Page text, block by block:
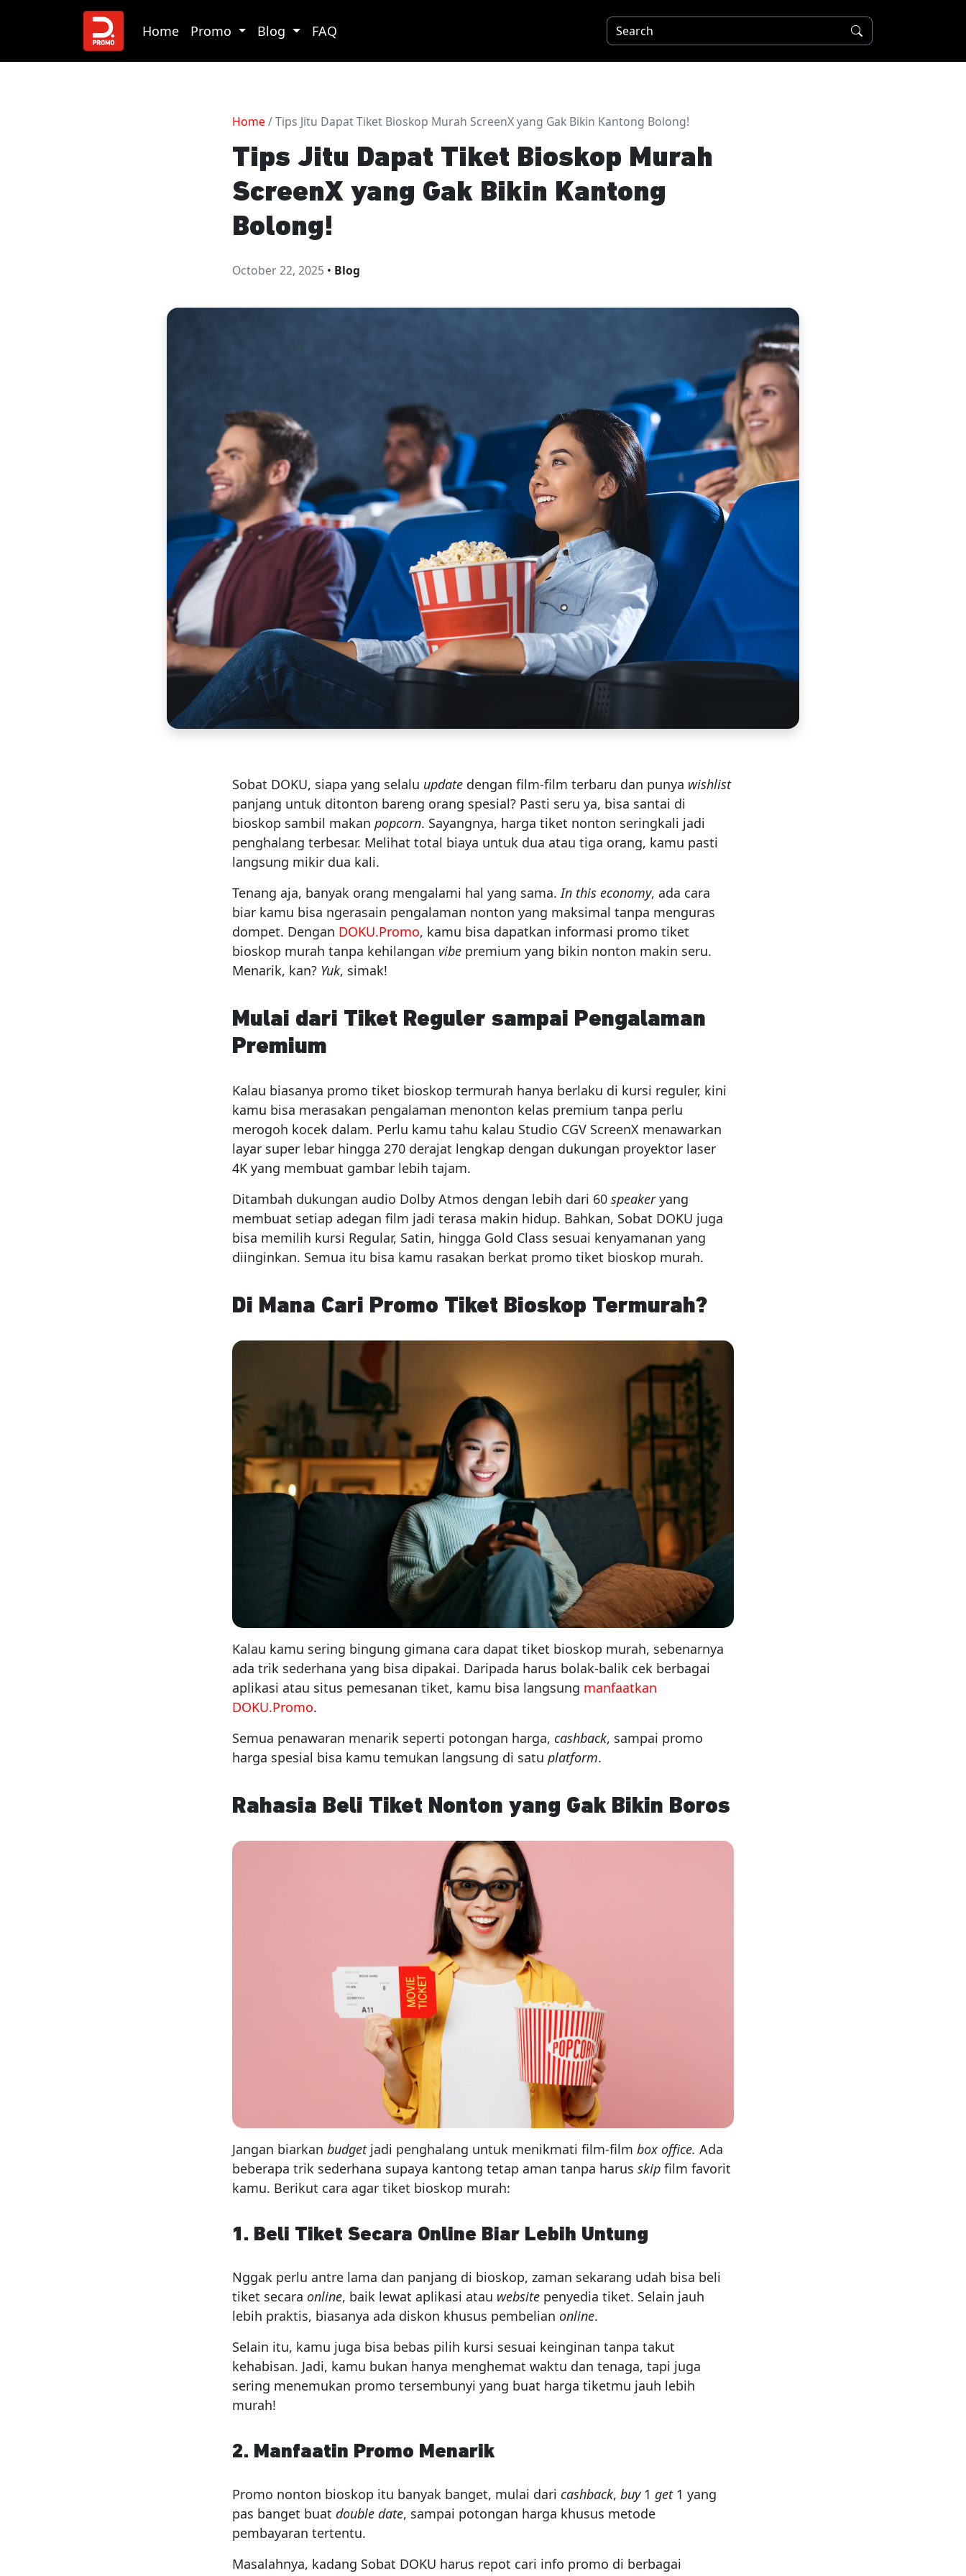
Home Promo Blog FAQ
Home / Tips Jitu Dapat Tiket Bioskop Murah ScreenX yang Gak Bikin Kantong Bolong!
Tips Jitu Dapat Tiket Bioskop Murah
ScreenX yang Gak Bikin Kantong
Bolong!
October 22, 2025 • Blog
Sobat DOKU, siapa yang selalu updatedengan film-film terbaru dan punya wishlist
panjang untuk ditonton bareng orang spesial? Pasti seru ya, bisa santai di
bioskop sambil makan popcorn. Sayangnya, harga tiket nonton seringkali jadi
penghalang terbesar. Melihat total biaya untuk dua atau tiga orang, kamu pasti
langsung mikir dua kali.
Tenang aja, banyak orang mengalami hal yang sama.In this economy, ada cara
biar kamu bisa ngerasain pengalaman nonton yang maksimal tanpa menguras
dompet. Dengan DOKU.Promo, kamu bisa dapatkan informasi promo tiket
bioskop murah tanpa kehilangan vibepremium yang bikin nonton makin seru.
Menarik, kan? Yuk, simak!
Mulai dari Tiket Reguler sampai Pengalaman
Premium
Kalau biasanya promo tiket bioskop termurah hanya berlaku di kursi reguler, kini
kamu bisa merasakan pengalaman menonton kelas premium tanpa perlu
merogoh kocek dalam. Perlu kamu tahu kalau Studio CGV ScreenX menawarkan
layar super lebar hingga 270 derajat lengkap dengan dukungan proyektor laser
4K yang membuat gambar lebih tajam.
Ditambah dukungan audio Dolby Atmos dengan lebih dari 60 speakeryang
membuat setiap adegan film jadi terasa makin hidup. Bahkan, Sobat DOKU juga
bisa memilih kursi Regular, Satin, hingga Gold Class sesuai kenyamanan yang
diinginkan. Semua itu bisa kamu rasakan berkat promo tiket bioskop murah.
Di Mana Cari Promo Tiket Bioskop Termurah?
Kalau kamu sering bingung gimana cara dapat tiket bioskop murah, sebenarnya
ada trik sederhana yang bisa dipakai. Daripada harus bolak-balik cek berbagai
aplikasi atau situs pemesanan tiket, kamu bisa langsung manfaatkan
DOKU.Promo.
Semua penawaran menarik seperti potongan harga, cashback, sampai promo
harga spesial bisa kamu temukan langsung di satu platform.
Rahasia Beli Tiket Nonton yang Gak Bikin Boros
Jangan biarkan budgetjadi penghalang untuk menikmati film-film box office. Ada
beberapa trik sederhana supaya kantong tetap aman tanpa harus skip film favorit
kamu. Berikut cara agar tiket bioskop murah:
1. Beli Tiket Secara Online Biar Lebih Untung
Nggak perlu antre lama dan panjang di bioskop, zaman sekarang udah bisa beli
tiket secara online, baik lewat aplikasi atau websitepenyedia tiket. Selain jauh
lebih praktis, biasanya ada diskon khusus pembelian online.
Selain itu, kamu juga bisa bebas pilih kursi sesuai keinginan tanpa takut
kehabisan. Jadi, kamu bukan hanya menghemat waktu dan tenaga, tapi juga
sering menemukan promo tersembunyi yang buat harga tiketmu jauh lebih
murah!
2. Manfaatin Promo Menarik
Promo nonton bioskop itu banyak banget, mulai dari cashback, buy1 get1 yang
pas banget buat double date, sampai potongan harga khusus metode
pembayaran tertentu.
Masalahnya, kadang Sobat DOKU harus repot cari info promo di berbagai